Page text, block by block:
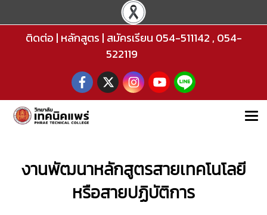
ติดต่อ | หลักสูตร | สมัครเรียน 054-511142 , 054-
522119
งานพัฒนาหลักสูตรสายเทคโนโลยี
หรือสายปฏิบัติการ